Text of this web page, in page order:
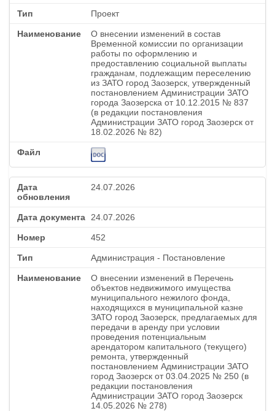
Проект
О внесении изменений в состав
Временной комиссии по организации
работы по оформлению и
предоставлению социальной выплаты
гражданам, подлежащим переселению
из ЗАТО город Заозерск, утвержденный
постановлением Администрации ЗАТО
города Заозерска от 10.12.2015 № 837
(в редакции постановления
Администрации ЗАТО город Заозерск от
18.02.2026 № 82)
24.07.2026
24.07.2026
452
Администрация - Постановление
О внесении изменений в Перечень
объектов недвижимого имущества
муниципального нежилого фонда,
находящихся в муниципальной казне
ЗАТО город Заозерск, предлагаемых для
передачи в аренду при условии
проведения потенциальным
арендатором капитального (текущего)
ремонта, утвержденный
постановлением Администрации ЗАТО
город Заозерск от 03.04.2025 № 250 (в
редакции постановления
Администрации ЗАТО город Заозерск
14.05.2026 № 278)